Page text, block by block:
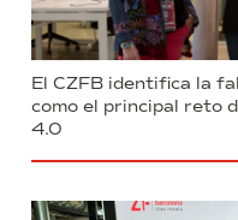
El CZFB identifica la
como el principal reto
4.0